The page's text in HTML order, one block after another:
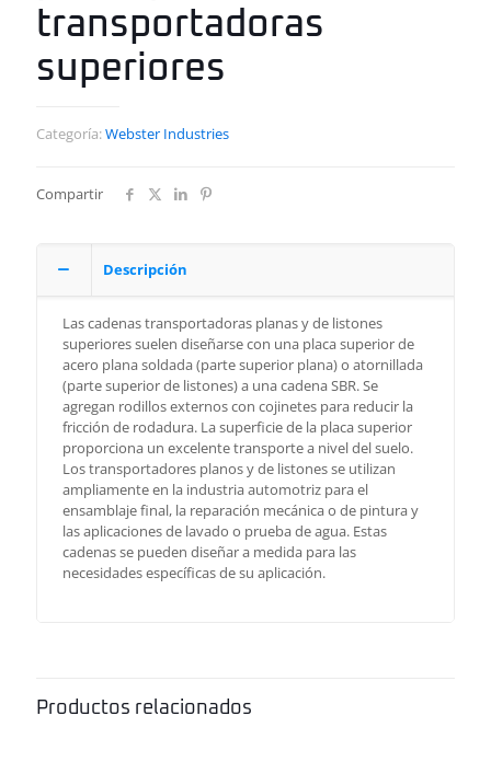
transportadoras
superiores
Categoría:Webster Industries
Compartir
Descripción
Las cadenas transportadoras planas y de listones
superiores suelen diseñarse con una placa superior de
acero plana soldada (parte superior plana) o atornillada
(parte superior de listones) a una cadena SBR. Se
agregan rodillos externos con cojinetes para reducir la
fricción de rodadura. La superficie de la placa superior
proporciona un excelente transporte a nivel del suelo.
Los transportadores planos y de listones se utilizan
ampliamente en la industria automotriz para el
ensamblaje final, la reparación mecánica o de pintura y
las aplicaciones de lavado o prueba de agua. Estas
cadenas se pueden diseñar a medida para las
necesidades específicas de su aplicación.
Productos relacionados